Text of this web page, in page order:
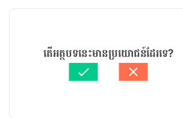
តើអត្ថបទនេះមានប្រយោជន៍ដែរទេ?